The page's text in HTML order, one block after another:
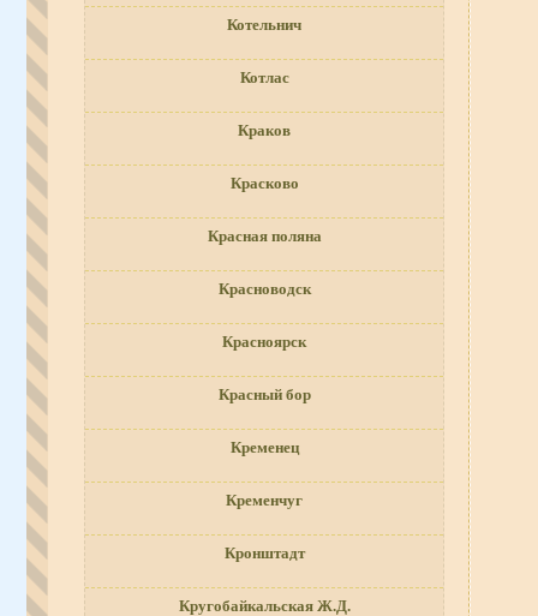
Котельнич
Котлас
Краков
Красково
Красная поляна
Красноводск
Красноярск
Красный бор
Кременец
Кременчуг
Кронштадт
Кругобайкальская Ж.Д.